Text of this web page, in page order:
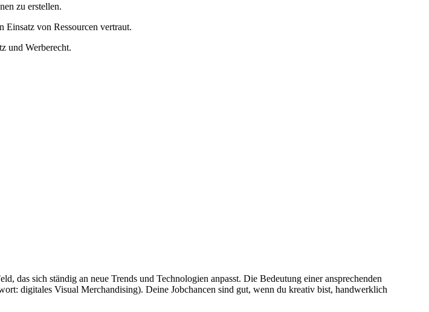
zu erstellen.
von Ressourcen vertraut.
und Werberecht.
das sich ständig an neue Trends und Technologien anpasst. Die Bedeutung einer ansprechenden
digitales Visual Merchandising). Deine Jobchancen sind gut, wenn du kreativ bist, handwerklich